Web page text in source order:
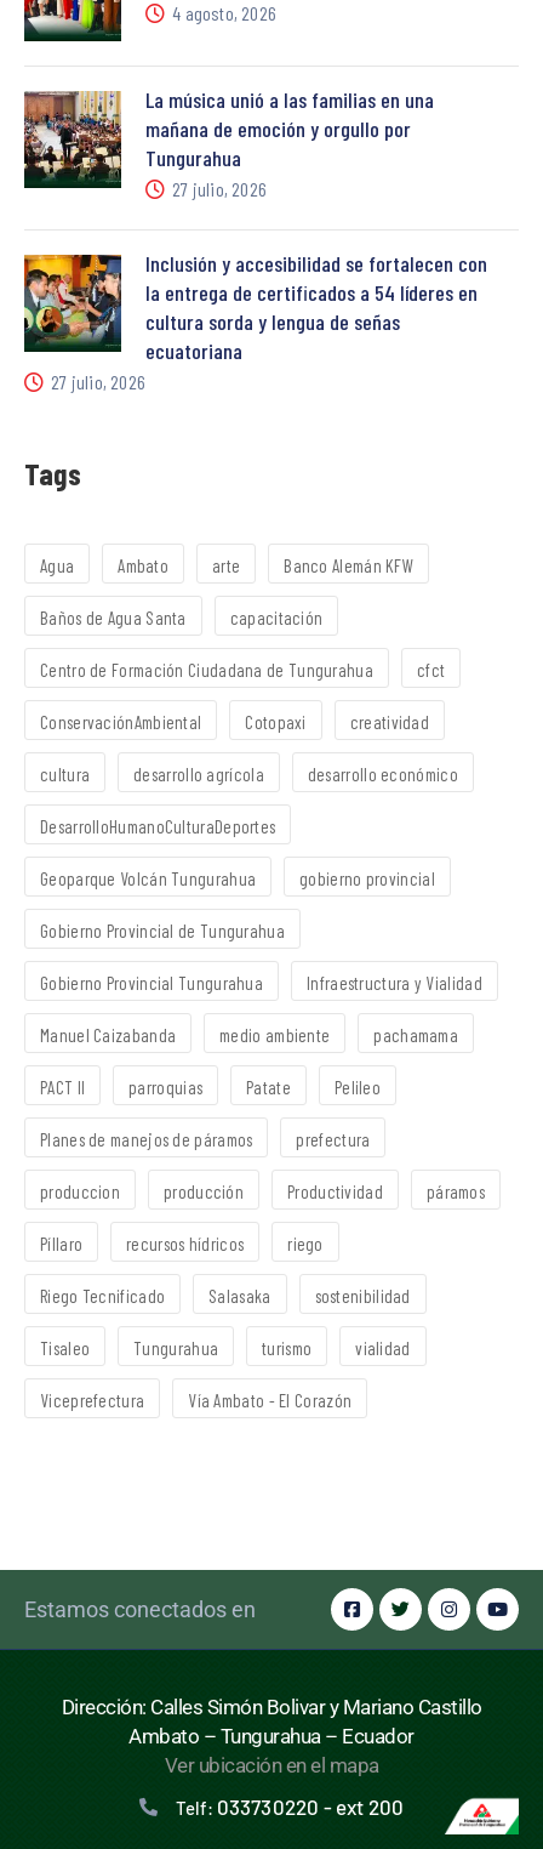
4 agosto, 2026
La música unió a las familias en una
mañana de emoción y orgullo por
Tungurahua
27 julio, 2026
Inclusión y accesibilidad se fortalecen con
la entrega de certificados a 54 líderes en
cultura sorda y lengua de señas
ecuatoriana
27 julio, 2026
Tags
Agua Ambato arte Banco Alemán KFW
Baños de Agua Santa capacitación
Centro de Formación Ciudadana de Tungurahua cfct
ConservaciónAmbiental Cotopaxi creatividad
cultura desarrollo agrícola desarrollo económico
DesarrolloHumanoCulturaDeportes
Geoparque Volcán Tungurahua gobierno provincial
Gobierno Provincial de Tungurahua
Gobierno Provincial Tungurahua Infraestructura y Vialidad
Manuel Caizabanda medio ambiente pachamama
PACT II parroquias Patate Pelileo
Planes de manejos de páramos prefectura
produccion producción Productividad páramos
Píllaro recursos hídricos riego
Riego Tecnificado Salasaka sostenibilidad
Tisaleo Tungurahua turismo vialidad
Viceprefectura Vía Ambato - El Corazón
Estamos conectados en
Dirección: Calles Simón Bolivar y Mariano Castillo
Ambato – Tungurahua – Ecuador
Ver ubicación en el mapa
Telf: 033730220 - ext 200